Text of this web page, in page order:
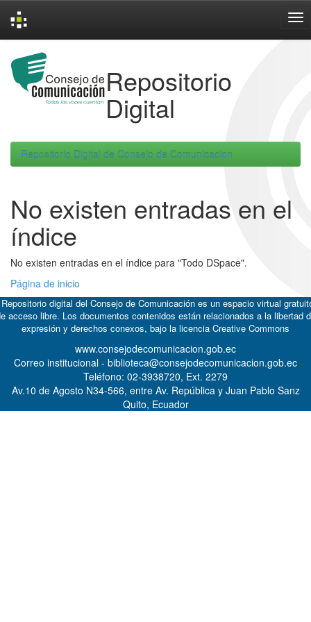
navigation
Repositorio
Digital
Repositorio Digital de Consejo de Comunicacion
No existen entradas en el
índice
No existen entradas en el índice para "Todo DSpace".
Página de inicio
digital del Consejo de Comunicación es un espacio virtual
acceso libre. Los documentos contenidos están relacionados a la libertad
expresión y derechos conexos, bajo la licencia Creative Commons
www.consejodecomunicacion.gob.ec
Correo institucional - biblioteca@consejodecomunicacion.gob.ec
Teléfono: 02-3938720, Ext. 2279
Av.10 de Agosto N34-566, entre Av. República y Juan Pablo Sanz
Quito, Ecuador